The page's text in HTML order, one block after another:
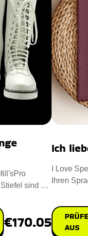
sind die
€170.05
Ich
I Love
Ihren
AUS